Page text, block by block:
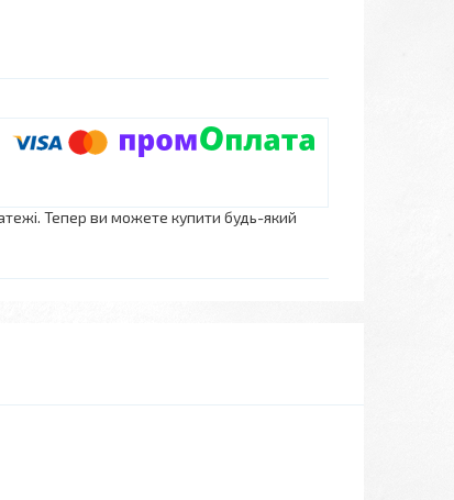
Тепер ви можете купити будь-який